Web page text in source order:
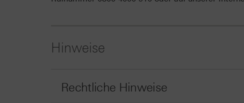
Hinweise
Rechtliche Hinweise